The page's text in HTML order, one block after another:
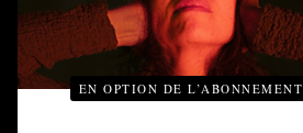
EN OPTION DE L’ABONNEMENT